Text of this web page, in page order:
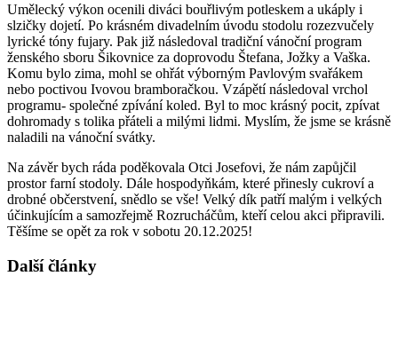
Umělecký výkon ocenili diváci bouřlivým potleskem a ukáply i
slzičky dojetí. Po krásném divadelním úvodu stodolu rozezvučely
lyrické tóny fujary. Pak již následoval tradiční vánoční program
ženského sboru Šikovnice za doprovodu Štefana, Jožky a Vaška.
Komu bylo zima, mohl se ohřát výborným Pavlovým svařákem
nebo poctivou Ivovou bramboračkou. Vzápětí následoval vrchol
programu- společné zpívání koled. Byl to moc krásný pocit, zpívat
dohromady s tolika přáteli a milými lidmi. Myslím, že jsme se krásně
naladili na vánoční svátky.
Na závěr bych ráda poděkovala Otci Josefovi, že nám zapůjčil
prostor farní stodoly. Dále hospodyňkám, které přinesly cukroví a
drobné občerstvení, snědlo se vše! Velký dík patří malým i velkých
účinkujícím a samozřejmě Rozrucháčům, kteří celou akci připravili.
Těšíme se opět za rok v sobotu 20.12.2025!
Další články